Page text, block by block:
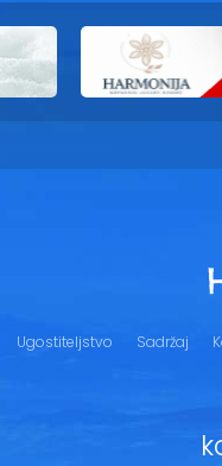
Ugostiteljstvo Sadržaj